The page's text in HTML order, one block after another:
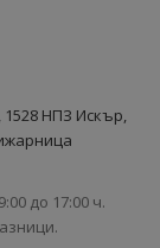
1528 НПЗ Искър,
до 17:00 ч.